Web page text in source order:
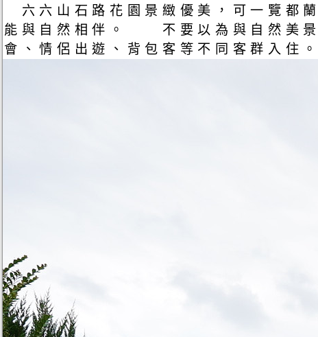
六六山石路花園景緻優美，可一覽都
能與自然相伴。 不要以為與自然美景
會、情侶出遊、背包客等不同客群入住。